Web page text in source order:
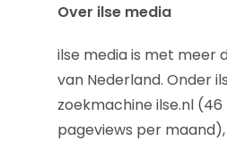
Over ilse media
ilse media is met meer
van Nederland. Onder
zoekmachine ilse.nl
pageviews per